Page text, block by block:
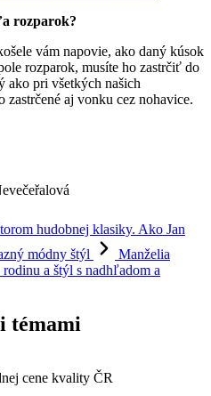
rozparok?
vám napovie, ako daný kúsok
rozparok, musíte ho zastrčiť do
ako pri všetkých našich
aj vonku cez nohavice.
hudobnej klasiky. Ako Jan
módny štýl
Manželia
a štýl s nadhľadom a
témami